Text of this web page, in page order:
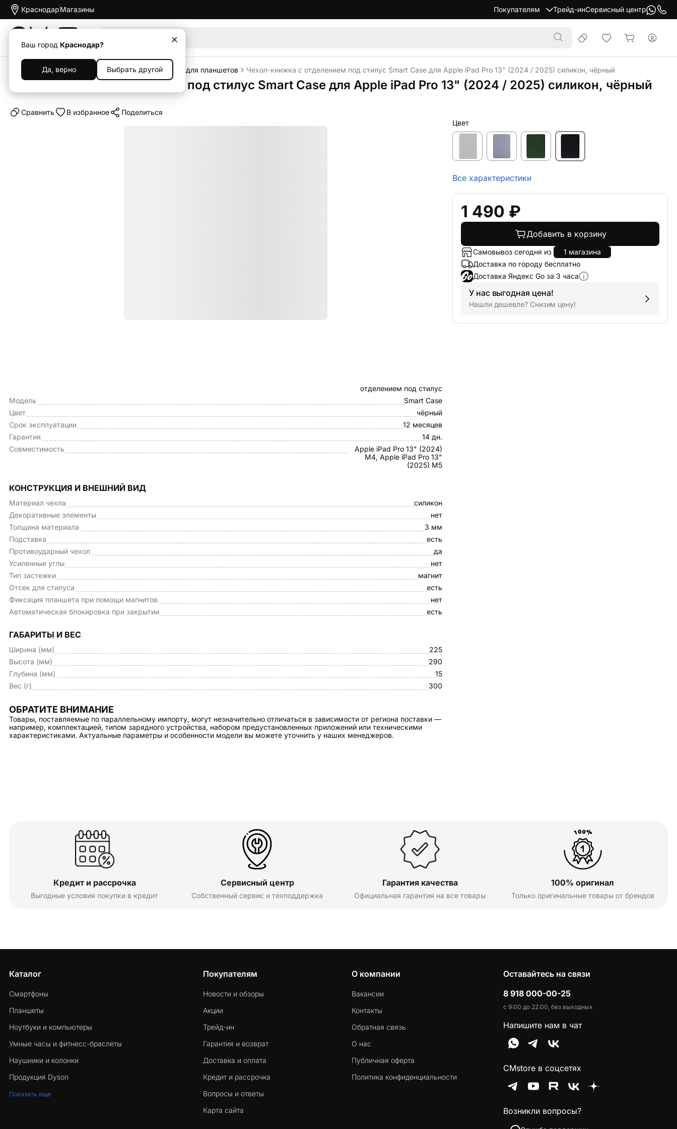
Краснодар
Ваш город Краснодар?
Да, верно Выбрать другой
Магазины Покупателям Трейд-инСервисный центр
Каталог Аксессуары Чехлы Чехлы для планшетов Чехол-книжка c отделением под стилус Smart Case для Apple iPad Pro 13" (2024 / 2025) силикон, чёрный
Чехол-книжка c отделением под стилус Smart Case для Apple iPad Pro 13" (2024 / 2025) силикон, чёрный
Cравнить В избранное Поделиться
отделением под стилус
Модель
Smart Case
Цвет
чёрный
Срок эксплуатации
12 месяцев
Гарантия
14 дн.
Совместимость
Apple iPad Pro 13" (2024)
M4, Apple iPad Pro 13"
(2025) M5
КОНСТРУКЦИЯ И ВНЕШНИЙ ВИД
Материал чехла
силикон
Декоративные элементы
нет
Толщина материала
3 мм
Подставка
есть
Противоударный чехол
да
Усиленные углы
нет
Тип застежки
магнит
Отсек для стилуса
есть
Фиксация планшета при помощи магнитов
нет
Автоматическая блокировка при закрытии
есть
ГАБАРИТЫ И ВЕС
Ширина (мм)
225
Высота (мм)
290
Глубина (мм)
15
Вес (г)
300
ОБРАТИТЕ ВНИМАНИЕ
Товары, поставляемые по параллельному импорту, могут незначительно отличаться в зависимости от региона поставки —
например, комплектацией, типом зарядного устройства, набором предустановленных приложений или техническими
характеристиками. Актуальные параметры и особенности модели вы можете уточнить у наших менеджеров.
Цвет
Все характеристики
1 490 ₽
Добавить в корзину
Самовывоз сегодня из
1 магазина
Доставка по городу бесплатно
Доставка Яндекс Go за 3 часа
У нас выгодная цена!
Нашли дешевле? Снизим цену!
Кредит и рассрочка
Выгодные условия покупки в кредит
Сервисный центр
Собственный сервис и техподдержка
Гарантия качества
Официальная гарантия на все товары
100% оригинал
Только оригинальные товары от брендов
Каталог
Смартфоны
Планшеты
Ноутбуки и компьютеры
Умные часы и фитнесс-браслеты
Наушники и колонки
Продукция Dyson
Показать еще
Покупателям
Новости и обзоры
Акции
Трейд-ин
Гарантия и возврат
Доставка и оплата
Кредит и рассрочка
Вопросы и ответы
Карта сайта
О компании
Вакансии
Контакты
Обратная связь
О нас
Публичная оферта
Политика конфиденциальности
Оставайтесь на связи
8 918 000-00-25
с 9:00 до 22:00, без выходных
Напишите нам в чат
CMstore в соцсетях
Возникли вопросы?